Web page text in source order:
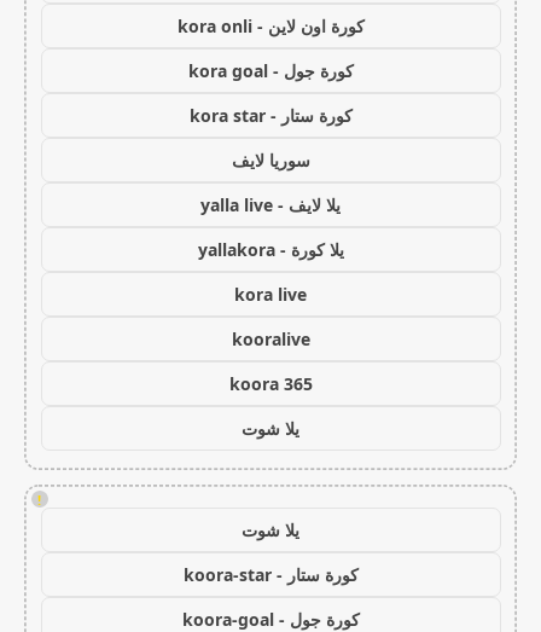
كورة اون لاين - kora onli
كورة جول - kora goal
كورة ستار - kora star
سوريا لايف
يلا لايف - yalla live
يلا كورة - yallakora
kora live
kooralive
koora 365
يلا شوت
!
يلا شوت
كورة ستار - koora-star
كورة جول - koora-goal